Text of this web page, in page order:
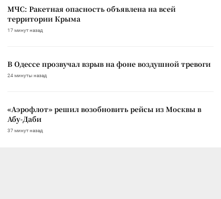
МЧС: Ракетная опасность объявлена на всей
территории Крыма
17 минут назад
В Одессе прозвучал взрыв на фоне воздушной тревоги
24 минуты назад
«Аэрофлот» решил возобновить рейсы из Москвы в
Абу-Даби
37 минут назад